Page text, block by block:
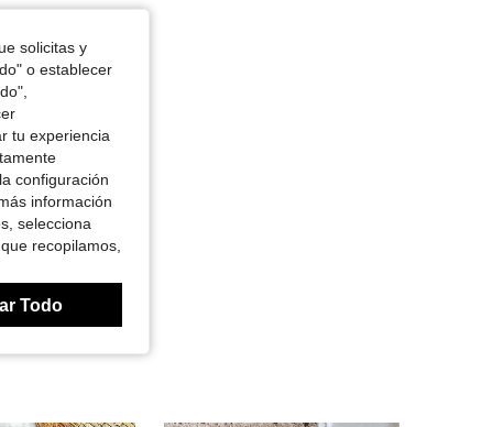
solicitas y
o establecer
tu experiencia
configuración
información
selecciona
recopilamos,
Todo